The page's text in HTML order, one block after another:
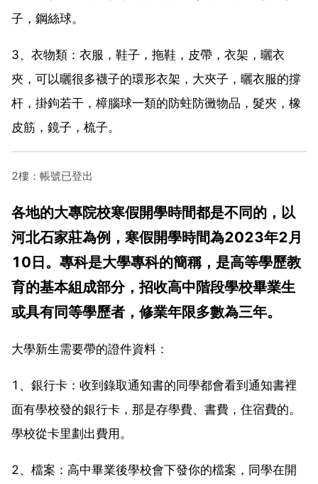
子，鋼絲球。
3、衣物類：衣服，鞋子，拖鞋，皮帶，衣架，曬衣
夾，可以曬很多襪子的環形衣架，大夾子，曬衣服的撐
杆，掛鉤若干，樟腦球一類的防蛀防黴物品，髮夾，橡
皮筋，鏡子，梳子。
2樓：帳號已登出
各地的大專院校寒假開學時間都是不同的，以
河北石家莊為例，寒假開學時間為2023年2月
10日。專科是大學專科的簡稱，是高等學歷教
育的基本組成部分，招收高中階段學校畢業生
或具有同等學歷者，修業年限多數為三年。
大學新生需要帶的證件資料：
1、銀行卡：收到錄取通知書的同學都會看到通知書裡
面有學校發的銀行卡，那是存學費、書費，住宿費的。
學校從卡里劃出費用。
2、檔案：高中畢業後學校會下發你的檔案，同學在開